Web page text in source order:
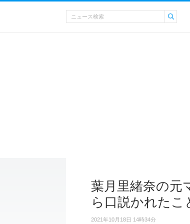
葉月里緒奈の元
ら口説かれたこ
2021年10月18日 14時34分